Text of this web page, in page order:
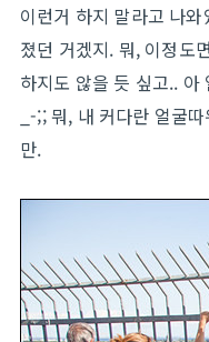
이런거 하지 말라고 나
졌던 거겠지. 뭐, 이정도
하지도 않을 듯 싶고..
_-;; 뭐, 내 커다란 얼굴
만.